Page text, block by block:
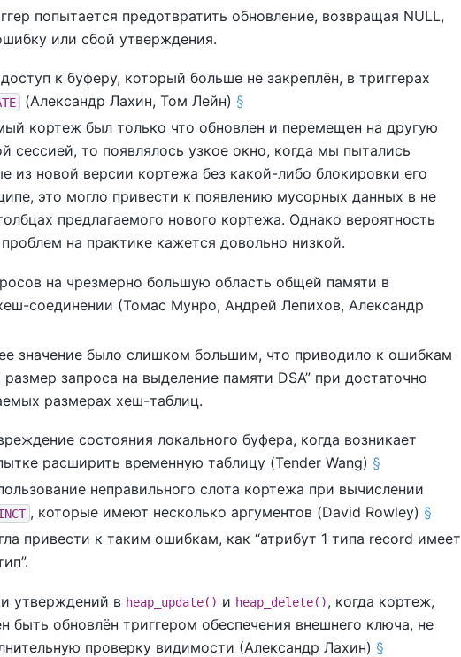
попытается предотвратить обновление, возвращая NULL,
или сбой утверждения.
к буферу, который больше не закреплён, в триггерах
(Александр Лахин, Том Лейн) §
кортеж был только что обновлен и перемещен на другую
сессией, то появлялось узкое окно, когда мы пытались
из новой версии кортежа без какой-либо блокировки его
это могло привести к появлению мусорных данных в не
предлагаемого нового кортежа. Однако вероятность
на практике кажется довольно низкой.
на чрезмерно большую область общей памяти в
соединении (Томас Мунро, Андрей Лепихов, Александр
значение было слишком большим, что приводило к ошибкам
запроса на выделение памяти DSA” при достаточно
размерах хеш-таблиц.
состояния локального буфера, когда возникает
расширить временную таблицу (Tender Wang) §
неправильного слота кортежа при вычислении
, которые имеют несколько аргументов (David Rowley) §
привести к таким ошибкам, как “атрибут 1 типа record имеет
”.
утверждений в heap_update() и heap_delete(), когда кортеж,
быть обновлён триггером обеспечения внешнего ключа, не
проверку видимости (Александр Лахин) §